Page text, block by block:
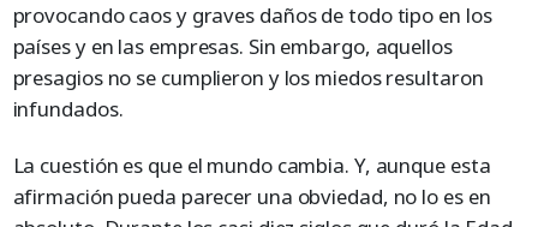
provocando caos y graves daños de todo tipo en los
países y en las empresas. Sin embargo, aquellos
presagios no se cumplieron y los miedos resultaron
infundados.
La cuestión es que el mundo cambia. Y, aunque esta
afirmación pueda parecer una obviedad, no lo es en